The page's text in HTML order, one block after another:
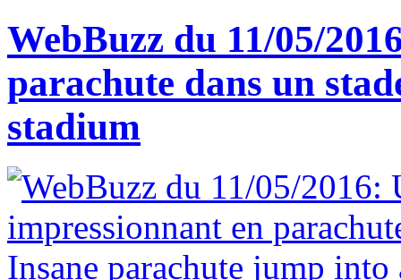
WebBuzz du 11/05/
parachute dans un
stadium